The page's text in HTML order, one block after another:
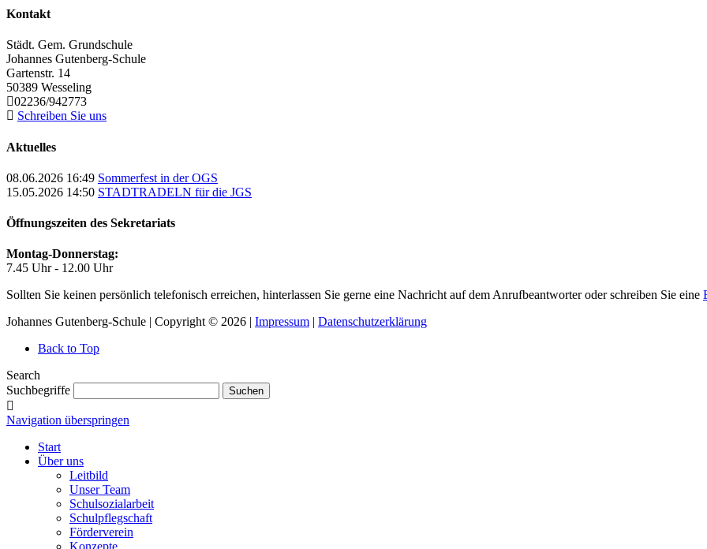
Kontakt
Städt. Gem. Grundschule
Johannes Gutenberg-Schule
Gartenstr. 14
50389 Wesseling
02236/942773
Schreiben Sie uns
Aktuelles
08.06.2026 16:49 Sommerfest in der OGS
15.05.2026 14:50 STADTRADELN für die JGS
Öffnungszeiten des Sekretariats
Montag-Donnerstag:
7.45 Uhr - 12.00 Uhr
Sollten Sie keinen persönlich telefonisch erreichen, hinterlassen Sie gerne eine Nachricht auf dem Anrufbeantworter oder schreiben Sie eine
Johannes Gutenberg-Schule | Copyright © 2026 | Impressum
Datenschutzerklärung
Back to Top
Search
Suchbegriffe
Suchen
Navigation überspringen
Start
Über uns
Leitbild
Unser Team
Schulsozialarbeit
Schulpflegschaft
Förderverein